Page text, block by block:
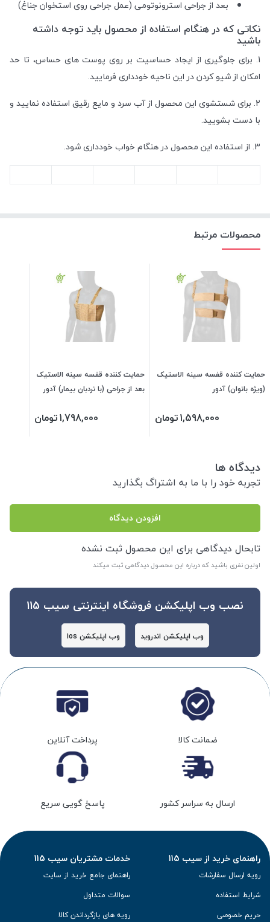
بعد از جراحی استرونوتومی (عمل جراحی روی استخوان جناغ)
نکاتی که در هنگام استفاده از محصول باید توجه داشته
باشید
1. برای جلوگیری از ایجاد حساسیت بر روی پوست های حساس، تا حد
امکان از شیو کردن در این ناحیه خودداری فرمایید.
2. برای شستشوی این محصول از آب سرد و مایع رقیق استفاده نمایید و
با دست بشویید.
3. از استفاده این محصول در هنگام خواب خودداری شود.
محصولات مرتبط
حمایت کننده قفسه سینه الاستیک
(ویژه بانوان) آدور
1,598,000تومان
حمایت کننده قفسه سینه الاستیک
بعد از جراحی (با نردبان بیمار) آدور
1,798,000تومان
دیدگاه ها
تجربه خود را با ما به اشتراگ بگذارید
افزودن دیدگاه
تابحال دیدگاهی برای این محصول ثبت نشده
اولین نفری باشید که درباره این محصول دیدگاهی ثبت میکند
نصب وب اپلیکشن فروشگاه اینترنتی سیب 115
وب اپلیکشن اندروید وب اپلیکشن ios
ضمانت کالا پرداخت آنلاین
ارسال به سراسر کشور پاسخ گویی سریع
راهنمای خرید از سیب 115
رویه ارسال سفارشات
شرایط استفاده
حریم خصوصی
خدمات مشتریان سیب 115
راهنمای جامع خرید از سایت
سوالات متداول
رویه های بازگرداندن کالا